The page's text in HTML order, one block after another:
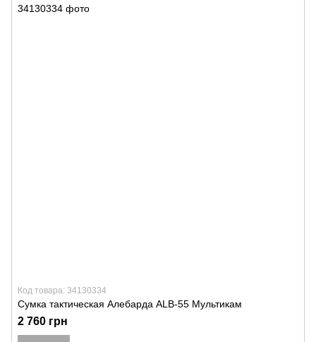
Код товара: 34130334
Сумка тактическая Алебарда ALB-55 Мультикам
2 760 грн